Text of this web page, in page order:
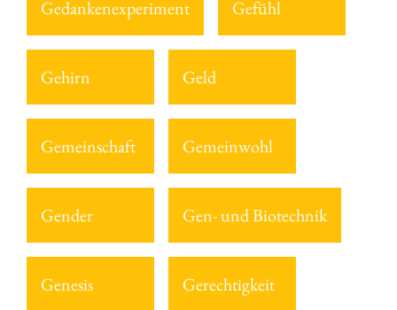
Gedankenexperiment Gefühl
Gehirn Geld
Gemeinschaft Gemeinwohl
Gender Gen- und Biotechnik
Genesis Gerechtigkeit